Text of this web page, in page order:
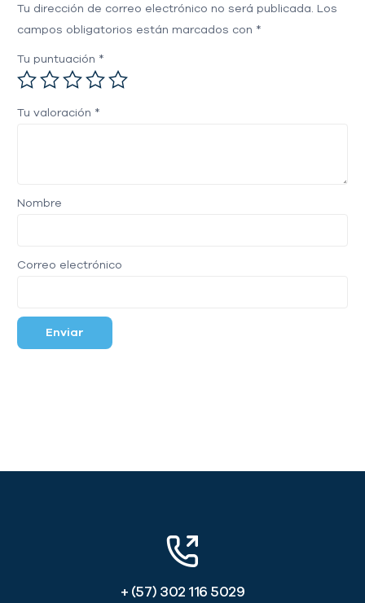
Tu dirección de correo electrónico no será publicada. Los
campos obligatorios están marcados con *
Tu puntuación *
Tu valoración *
Nombre
Correo electrónico
+ (57) 302 116 5029